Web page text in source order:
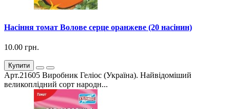
Насіння томат Волове серце оранжеве (20 насінин)
10.00 грн.
Купити
Арт.21605 Виробник Геліос (Україна). Найвідоміший
великоплідний сорт народн...